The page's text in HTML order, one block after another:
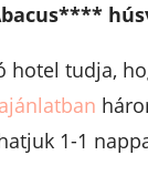
tudja,
1-1